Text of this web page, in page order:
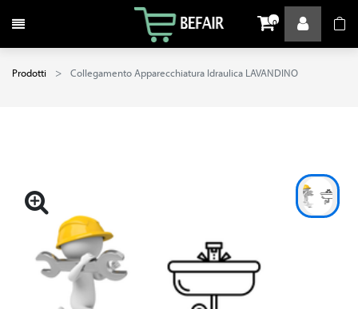
Attiva / disattiva la navigazione 0
Prodotti Collegamento Apparecchiatura Idraulica LAVANDINO